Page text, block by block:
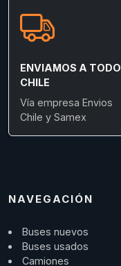
ENVIAMOS A TODO
CHILE
Vía empresa Envios
Chile y Samex
NAVEGACIÓN
Buses nuevos
Buses usados
Camiones